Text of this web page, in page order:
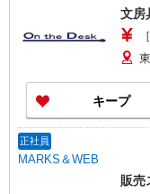
文房
キープ
正社員
MARKS＆WEB
販売